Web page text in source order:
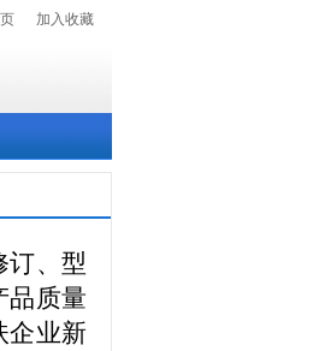
加入收藏
订、型
品质量
企业新